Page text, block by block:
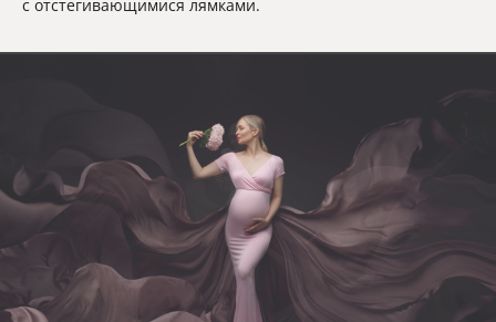
с отстегивающимися лямками.